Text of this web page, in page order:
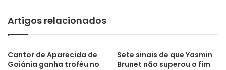
Artigos relacionados
Cantor de Aparecida de
Goiânia ganha troféu no
Sete sinais de que Yasmin
Brunet não superou o fim